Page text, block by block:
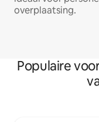
overplaatsing.
Populaire